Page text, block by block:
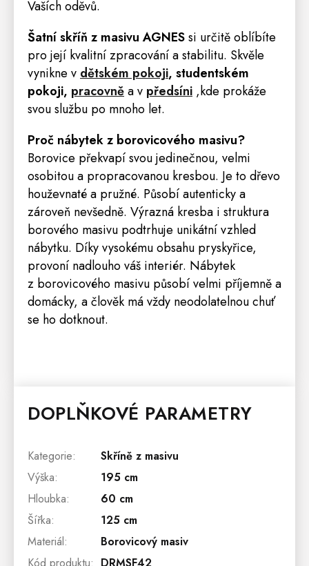
Vaších oděvů.
Šatní skříň z masivu AGNESsi určitě oblíbíte
pro její kvalitní zpracování a stabilitu. Skvěle
vynikne v dětském pokoji, studentském
pokoji, pracovněa v předsíni ,kde prokáže
svou službu po mnoho let.
Proč nábytek z borovicového masivu?
Borovice překvapí svou jedinečnou, velmi
osobitou a propracovanou kresbou. Je to dřevo
houževnaté a pružné. Působí autenticky a
zároveň nevšedně. Výrazná kresba i struktura
borového masivu podtrhuje unikátní vzhled
nábytku. Díky vysokému obsahu pryskyřice,
provoní nadlouho váš interiér. Nábytek
z borovicového masivu působí velmi příjemně a
domácky, a člověk má vždy neodolatelnou chuť
se ho dotknout.
DOPLŇKOVÉ PARAMETRY
Kategorie:
Skříně z masivu
Výška:
195 cm
Hloubka:
60 cm
Šířka:
125 cm
Materiál:
Borovicový masiv